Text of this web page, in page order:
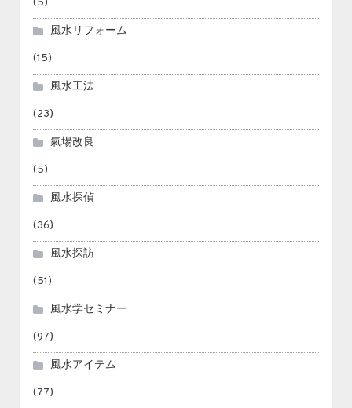
風水リフォーム
(15)
風水工法
(23)
氣場改良
(5)
風水探偵
(36)
風水探訪
(51)
風水学セミナー
(97)
風水アイテム
(77)